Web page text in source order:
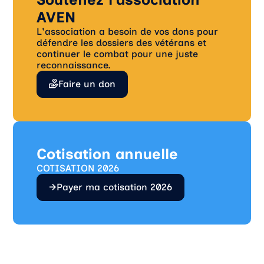
AVEN
L'association a besoin de vos dons pour
défendre les dossiers des vétérans et
continuer le combat pour une juste
reconnaissance.
Faire un don
Cotisation annuelle
COTISATION 2026
Payer ma cotisation 2026